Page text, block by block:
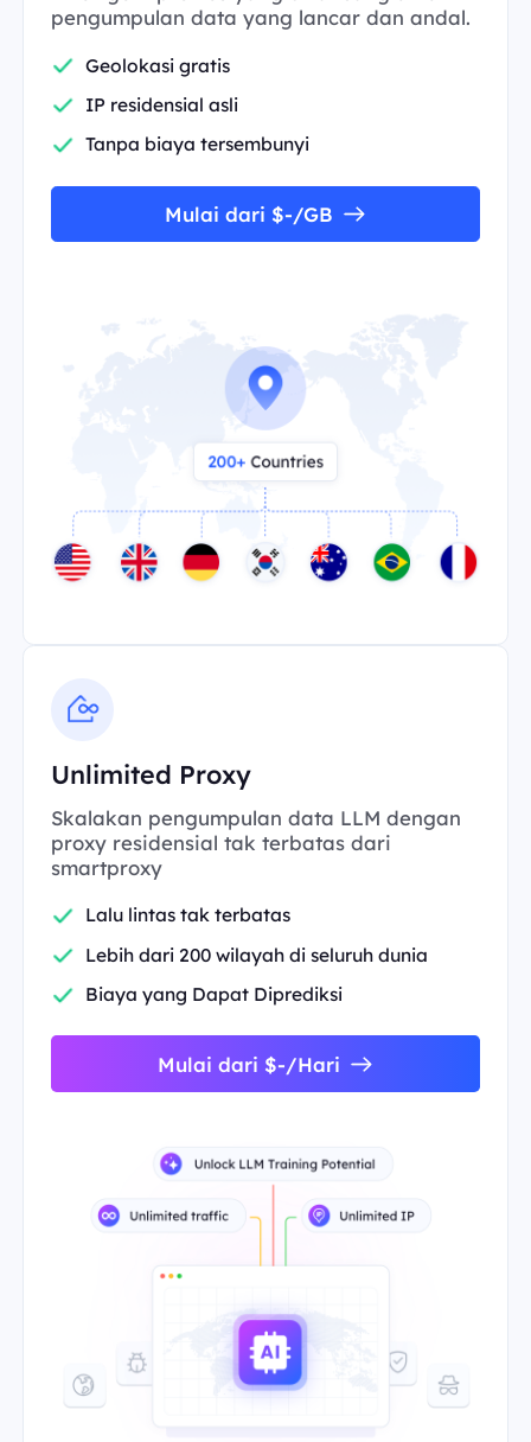
pengumpulan data yang lancar dan andal.
Geolokasi gratis
IP residensial asli
Tanpa biaya tersembunyi
Mulai dari $-/GB
Unlimited Proxy
Skalakan pengumpulan data LLM dengan
proxy residensial tak terbatas dari
smartproxy
Lalu lintas tak terbatas
Lebih dari 200 wilayah di seluruh dunia
Biaya yang Dapat Diprediksi
Mulai dari $-/Hari